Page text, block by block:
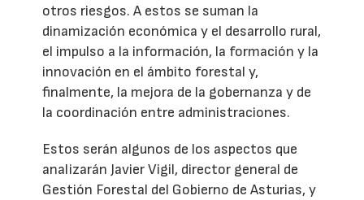
otros riesgos. A estos se suman la
dinamización económica y el desarrollo rural,
el impulso a la información, la formación y la
innovación en el ámbito forestal y,
finalmente, la mejora de la gobernanza y de
la coordinación entre administraciones.
Estos serán algunos de los aspectos que
analizarán Javier Vigil, director general de
Gestión Forestal del Gobierno de Asturias, y